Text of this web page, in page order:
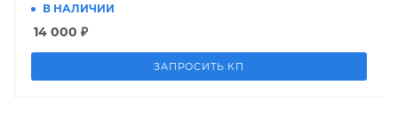
В НАЛИЧИИ
14 000 ₽
ЗАПРОСИТЬ КП